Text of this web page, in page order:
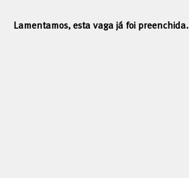
Lamentamos, esta vaga já foi preenchida.